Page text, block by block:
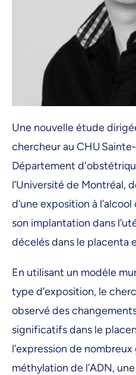
Une nouvelle étude
chercheur au CHU
Département
l’Université de Montréal,
d’une exposition à
son implantation dans
décelés dans le placenta
En utilisant un modèle
type d’exposition, le
observé des
significatifs dans le
l’expression de
méthylation de l’ADN,